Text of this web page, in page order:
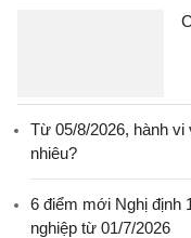
Từ 05/8/2026, hành
nhiêu?
6 điểm mới Nghị định
nghiệp từ 01/7/2026